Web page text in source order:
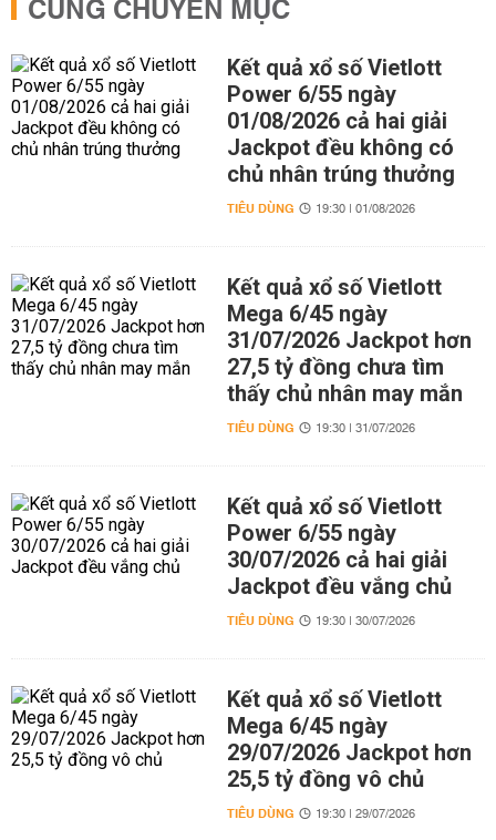
CÙNG CHUYÊN MỤC
Kết quả xổ số Vietlott
Power 6/55 ngày
01/08/2026 cả hai giải
Jackpot đều không có
chủ nhân trúng thưởng
TIÊU DÙNG 19:30 | 01/08/2026
Kết quả xổ số Vietlott
Mega 6/45 ngày
31/07/2026 Jackpot hơn
27,5 tỷ đồng chưa tìm
thấy chủ nhân may mắn
TIÊU DÙNG 19:30 | 31/07/2026
Kết quả xổ số Vietlott
Power 6/55 ngày
30/07/2026 cả hai giải
Jackpot đều vắng chủ
TIÊU DÙNG 19:30 | 30/07/2026
Kết quả xổ số Vietlott
Mega 6/45 ngày
29/07/2026 Jackpot hơn
25,5 tỷ đồng vô chủ
TIÊU DÙNG 19:30 | 29/07/2026